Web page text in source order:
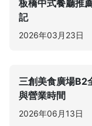
板橋中式餐廳推
記
2026年03月23日
三創美食廣場B2
與營業時間
2026年06月13日